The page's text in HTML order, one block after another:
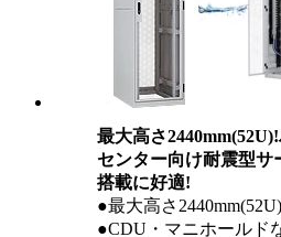
最大高さ
センター向け耐震型サ
搭載に好適!
●最大高さ
●CDU・マニホールド